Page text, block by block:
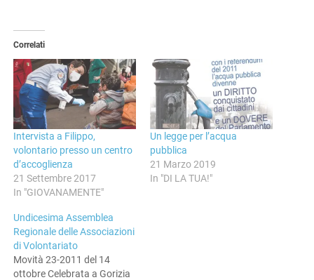
Correlati
Intervista a Filippo,
volontario presso un centro
d’accoglienza
21 Settembre 2017
In "GIOVANAMENTE"
Un legge per l’acqua
pubblica
21 Marzo 2019
In "DI LA TUA!"
Undicesima Assemblea
Regionale delle Associazioni
di Volontariato
Movità 23-2011 del 14
ottobre Celebrata a Gorizia